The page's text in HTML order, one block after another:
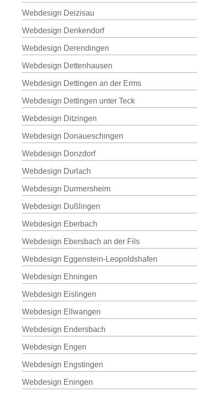
Webdesign Deizisau
Webdesign Denkendorf
Webdesign Derendingen
Webdesign Dettenhausen
Webdesign Dettingen an der Erms
Webdesign Dettingen unter Teck
Webdesign Ditzingen
Webdesign Donaueschingen
Webdesign Donzdorf
Webdesign Durlach
Webdesign Durmersheim
Webdesign Dußlingen
Webdesign Eberbach
Webdesign Ebersbach an der Fils
Webdesign Eggenstein-Leopoldshafen
Webdesign Ehningen
Webdesign Eislingen
Webdesign Ellwangen
Webdesign Endersbach
Webdesign Engen
Webdesign Engstingen
Webdesign Eningen